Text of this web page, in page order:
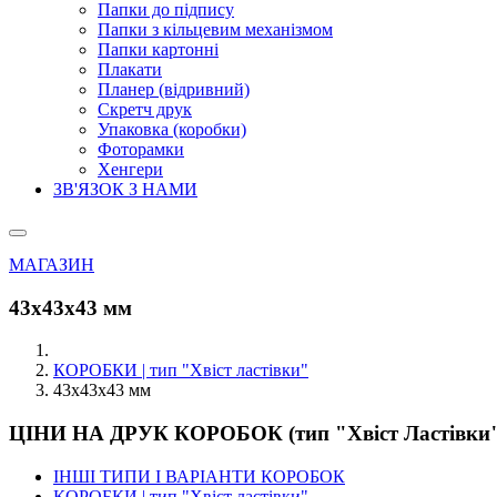
Папки до підпису
Папки з кільцевим механізмом
Папки картонні
Плакати
Планер (відривний)
Скретч друк
Упаковка (коробки)
Фоторамки
Хенгери
ЗВ'ЯЗОК З НАМИ
МАГАЗИН
43х43х43 мм
КОРОБКИ | тип "Хвіст ластівки"
43х43х43 мм
ЦІНИ НА ДРУК КОРОБОК (тип "Хвіст
ІНШІ ТИПИ І ВАРІАНТИ КОРОБОК